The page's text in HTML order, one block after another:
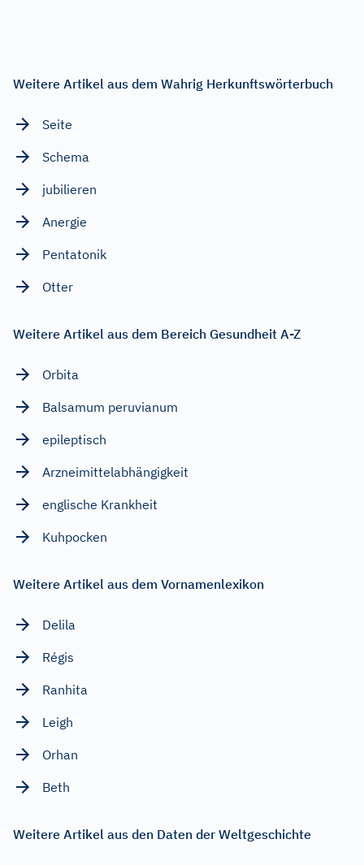
Weitere Artikel aus dem Wahrig Herkunftswörterbuch
Seite
Schema
jubilieren
Anergie
Pentatonik
Otter
Weitere Artikel aus dem Bereich Gesundheit A-Z
Orbita
Balsamum peruvianum
epileptisch
Arzneimittelabhängigkeit
englische Krankheit
Kuhpocken
Weitere Artikel aus dem Vornamenlexikon
Delila
Régis
Ranhita
Leigh
Orhan
Beth
Weitere Artikel aus den Daten der Weltgeschichte